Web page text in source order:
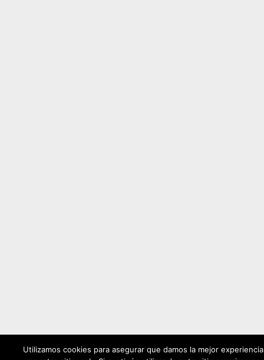
Utilizamos cookies para asegurar que damos la mejor